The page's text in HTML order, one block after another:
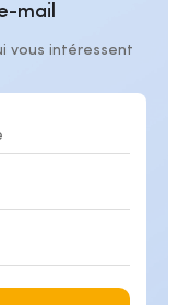
mail
vous intéressent